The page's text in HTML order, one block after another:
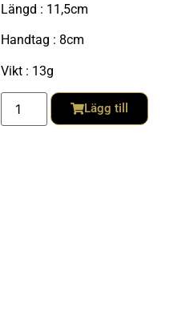
Längd : 11,5cm
Handtag : 8cm
Vikt : 13g
Lägg till